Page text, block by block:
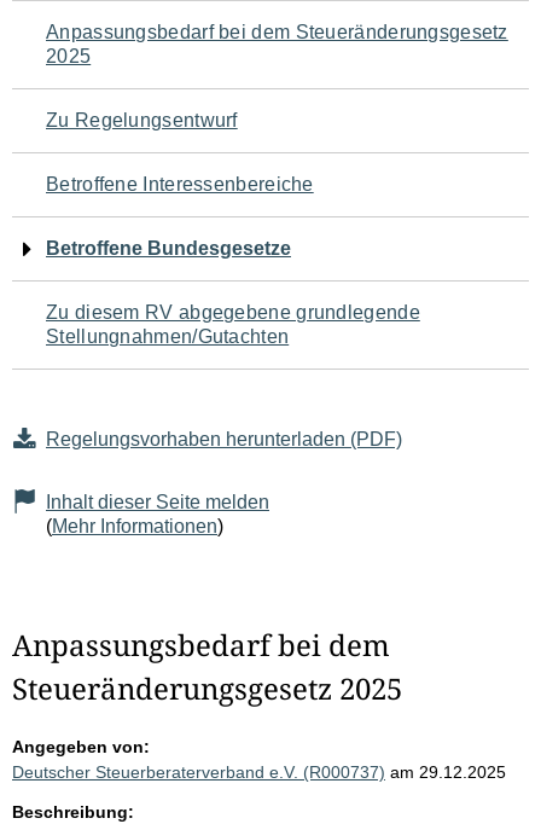
Navigation
für
den
Seiteninhalt
Anpassungsbedarf bei dem Steueränderungsgesetz
2025
Zu Regelungsentwurf
Betroffene Interessenbereiche
Betroffene Bundesgesetze
Zu diesem RV abgegebene grundlegende
Stellungnahmen/Gutachten
Regelungsvorhaben herunterladen (PDF)
Inhalt dieser Seite melden
(Mehr Informationen)
Anpassungsbedarf bei dem
Steueränderungsgesetz 2025
Angegeben von:
Deutscher Steuerberaterverband e.V. (R000737) am 29.12.2025
Beschreibung: